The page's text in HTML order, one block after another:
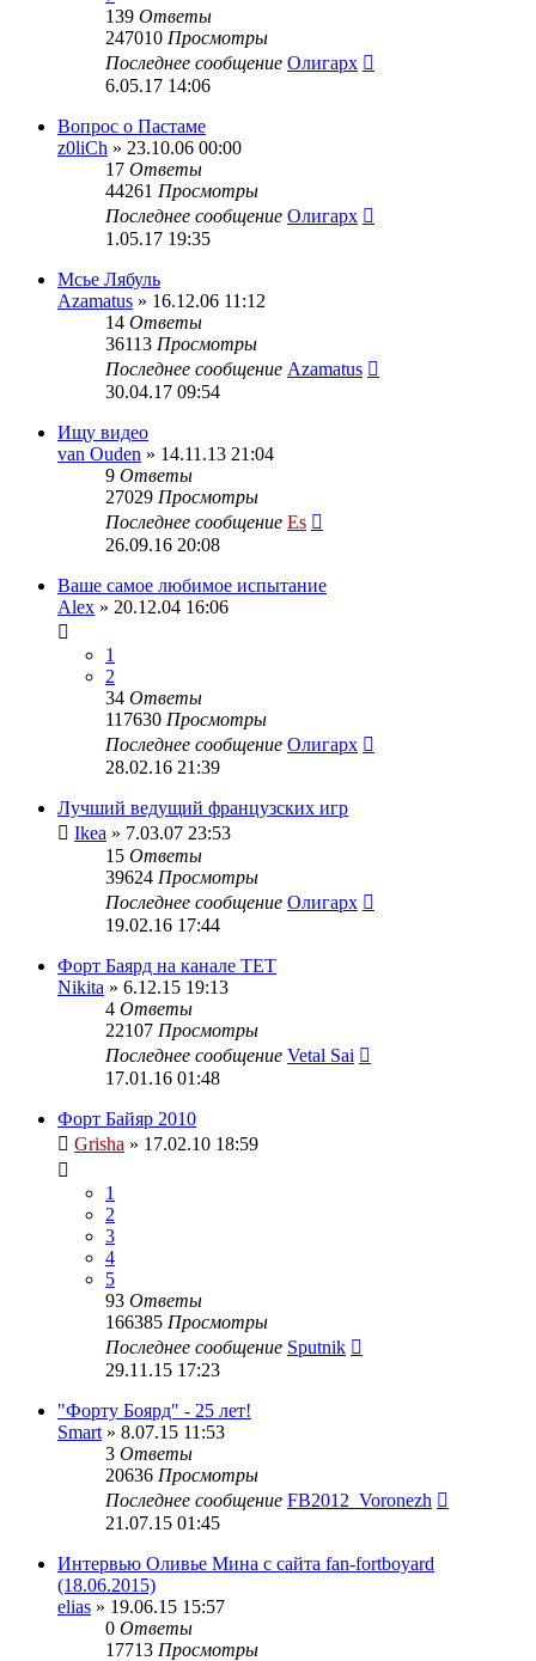
139 Ответы
247010 Просмотры
Последнее сообщение Олигарх
6.05.17 14:06
Вопрос о Пастаме
z0liCh » 23.10.06 00:00
17 Ответы
44261 Просмотры
Последнее сообщение Олигарх
1.05.17 19:35
Мсье Лябуль
Azamatus » 16.12.06 11:12
14 Ответы
36113 Просмотры
Последнее сообщение Azamatus
30.04.17 09:54
Ищу видео
van Ouden » 14.11.13 21:04
9 Ответы
27029 Просмотры
Последнее сообщение Es
26.09.16 20:08
Ваше самое любимое испытание
Alex » 20.12.04 16:06
1
2
34 Ответы
117630 Просмотры
Последнее сообщение Олигарх
28.02.16 21:39
Лучший ведущий французских игр
Ikea » 7.03.07 23:53
15 Ответы
39624 Просмотры
Последнее сообщение Олигарх
19.02.16 17:44
Форт Баярд на канале ТЕТ
Nikita » 6.12.15 19:13
4 Ответы
22107 Просмотры
Последнее сообщение Vetal Sai
17.01.16 01:48
Форт Байяр 2010
Grisha » 17.02.10 18:59
1
2
3
4
5
93 Ответы
166385 Просмотры
Последнее сообщение Sputnik
29.11.15 17:23
"Форту Боярд" - 25 лет!
Smart » 8.07.15 11:53
3 Ответы
20636 Просмотры
Последнее сообщение FB2012_Voronezh
21.07.15 01:45
Интервью Оливье Мина с сайта fan-fortboyard
(18.06.2015)
elias » 19.06.15 15:57
0 Ответы
17713 Просмотры